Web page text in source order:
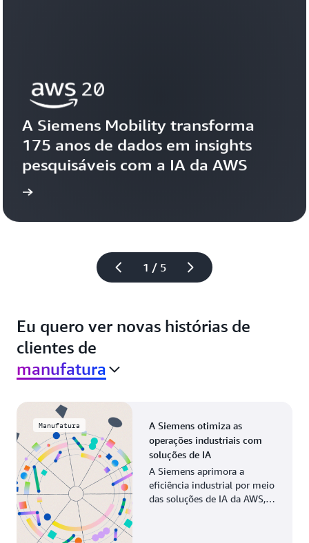
1 / 5
A Siemens Mobility transforma
175 anos de dados em insights
pesquisáveis com a IA da AWS
Veja a
Eu quero ver novas histórias de
clientes de
manufatura
Manufatura
A Siemens otimiza as
operações industriais com
soluções de IA
A Siemens aprimora a
eficiência industrial por meio
das soluções de IA da AWS,